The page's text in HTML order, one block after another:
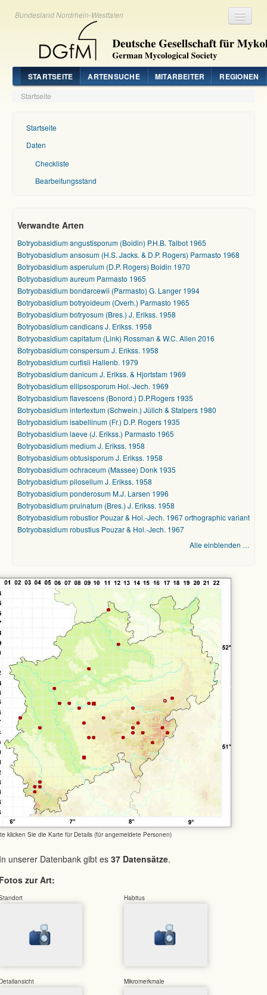
Bundesland Nordrhein-Westfalen
STARTSEITE ARTENSUCHE MITARBEITER REGIONEN
Startseite
Startseite
Daten
Checkliste
Bearbeitungsstand
Verwandte Arten
Botryobasidium angustisporum (Boidin) P.H.B. Talbot 1965
Botryobasidium ansosum (H.S. Jacks. & D.P. Rogers) Parmasto 1968
Botryobasidium asperulum (D.P. Rogers) Boidin 1970
Botryobasidium aureum Parmasto 1965
Botryobasidium bondarcewii (Parmasto) G. Langer 1994
Botryobasidium botryoideum (Overh.) Parmasto 1965
Botryobasidium botryosum (Bres.) J. Erikss. 1958
Botryobasidium candicans J. Erikss. 1958
Botryobasidium capitatum (Link) Rossman & W.C. Allen 2016
Botryobasidium conspersum J. Erikss. 1958
Botryobasidium curtisii Hallenb. 1979
Botryobasidium danicum J. Erikss. & Hjortstam 1969
Botryobasidium ellipsosporum Hol.-Jech. 1969
Botryobasidium flavescens (Bonord.) D.P.Rogers 1935
Botryobasidium intertextum (Schwein.) Jülich & Stalpers 1980
Botryobasidium isabellinum (Fr.) D.P. Rogers 1935
Botryobasidium laeve (J. Erikss.) Parmasto 1965
Botryobasidium medium J. Erikss. 1958
Botryobasidium obtusisporum J. Erikss. 1958
Botryobasidium ochraceum (Massee) Donk 1935
Botryobasidium pilosellum J. Erikss. 1958
Botryobasidium ponderosum M.J. Larsen 1996
Botryobasidium pruinatum (Bres.) J. Erikss. 1958
Botryobasidium robustior Pouzar & Hol.-Jech. 1967 orthographic variant
Botryobasidium robustius Pouzar & Hol.-Jech. 1967
Alle einblenden …
klicken Sie die Karte für Details (für angemeldete Personen)
unserer Datenbank gibt es 37 Datensätze.
zur Art:
Habitus
Mikromerkmale